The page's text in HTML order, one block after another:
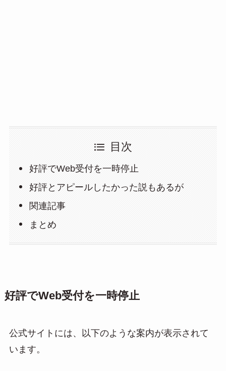
目次
好評でWeb受付を一時停止
好評とアピールしたかった説もあるが
関連記事
まとめ
好評でWeb受付を一時停止
公式サイトには、以下のような案内が表示されて
います。